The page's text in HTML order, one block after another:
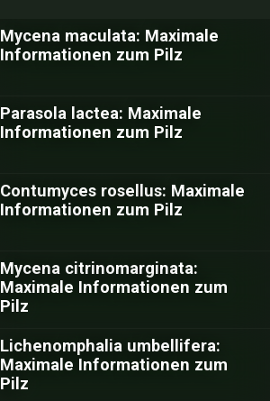
Mycena maculata: Maximale
Informationen zum Pilz
Parasola lactea: Maximale
Informationen zum Pilz
Contumyces rosellus: Maximale
Informationen zum Pilz
Mycena citrinomarginata:
Maximale Informationen zum
Pilz
Lichenomphalia umbellifera:
Maximale Informationen zum
Pilz